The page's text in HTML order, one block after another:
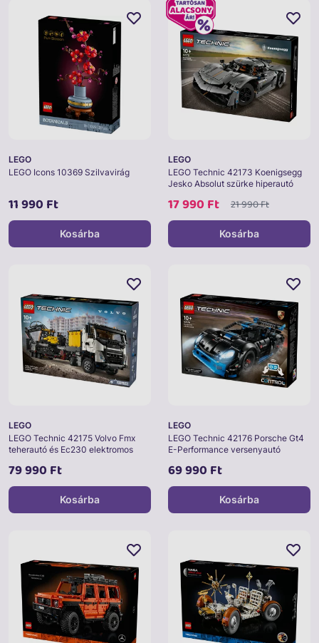
LEGO
LEGO Icons 10369 Szilvavirág
11 990 Ft
Kosárba
LEGO
LEGO Technic 42173 Koenigsegg
Jesko Absolut szürke hiperautó
17 990 Ft 21 990 Ft
Kosárba
LEGO
LEGO Technic 42175 Volvo Fmx
teherautó és Ec230 elektromos
79 990 Ft
Kosárba
LEGO
LEGO Technic 42176 Porsche Gt4
E-Performance versenyautó
69 990 Ft
Kosárba